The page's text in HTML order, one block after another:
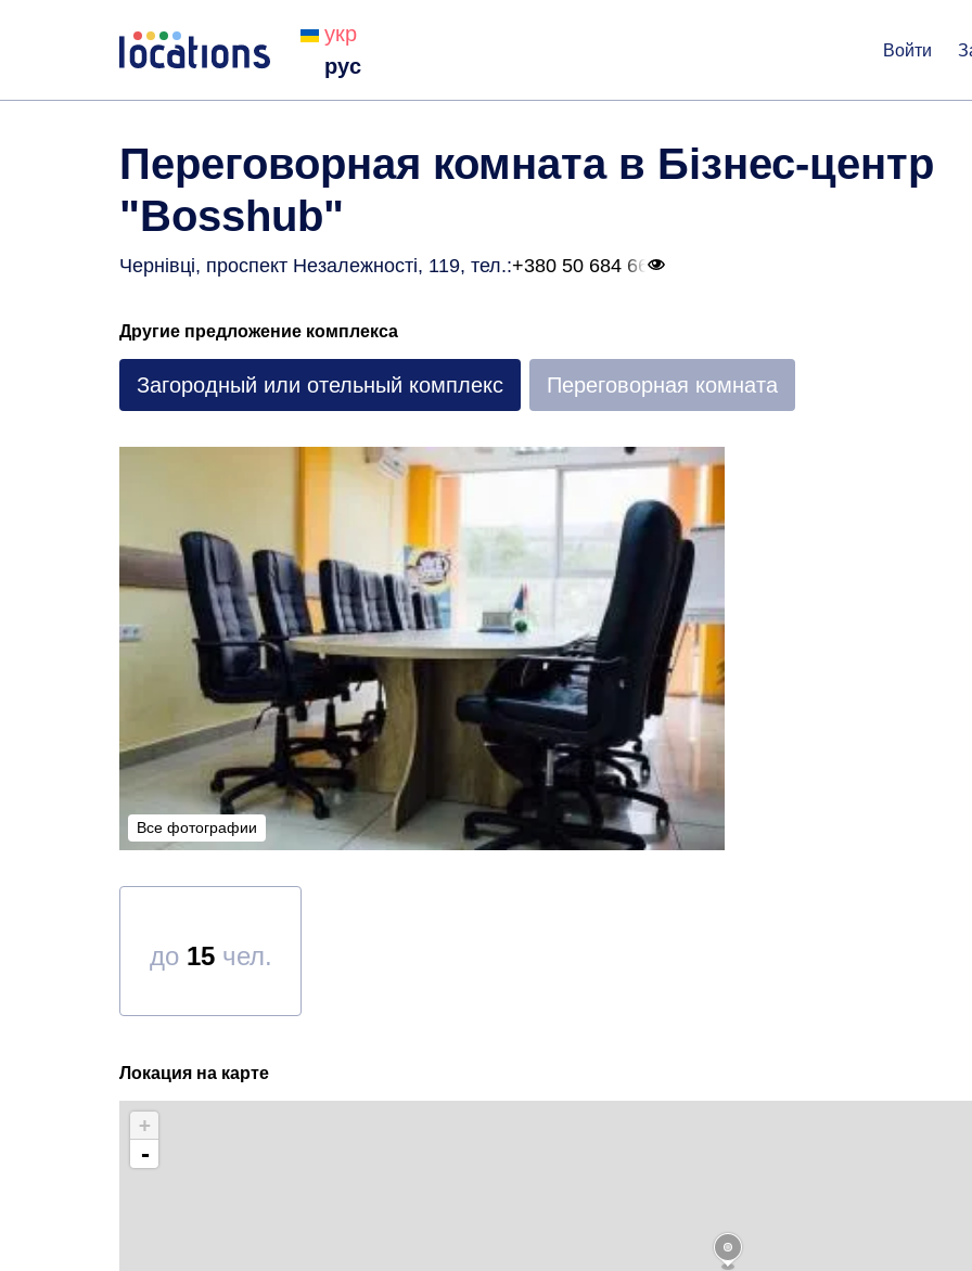
укр
рус
Войти
Переговорная комната в Бізнес-центр
"Bosshub"
Чернівці, проспект Незалежності, 119, тел.:+380 50 684 66
Другие предложение комплекса
Загородный или отельный комплекс Переговорная комната
Все фотографии
Все фотографии
до 15чел.
Локация на карте
+
-